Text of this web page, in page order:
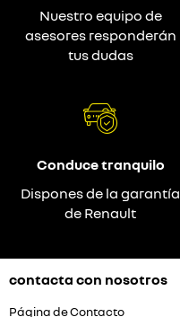
Nuestro equipo de
asesores responderán
tus dudas
Conduce tranquilo
Dispones de la garantía
de Renault
contacta con nosotros
Página de Contacto